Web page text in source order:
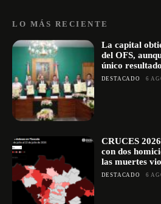
LO MÁS RECIENTE
La capital
del OFS,
único
DESTACADO 6
CRUCES
con dos
las muertes
DESTACADO 6